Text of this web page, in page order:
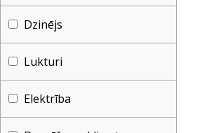
Dzinējs
Lukturi
Elektrība